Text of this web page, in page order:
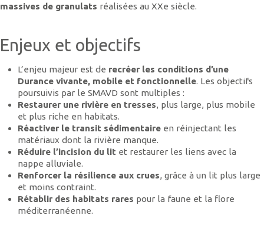
massives de granulats réalisées au XXe siècle.
Enjeux et objectifs
L’enjeu majeur est de recréer les conditions d’une
Durance vivante, mobile et fonctionnelle. Les objectifs
poursuivis par le SMAVD sont multiples :
Restaurer une rivière en tresses, plus large, plus mobile
et plus riche en habitats.
Réactiver le transit sédimentaire en réinjectant les
matériaux dont la rivière manque.
Réduire l’incision du lit et restaurer les liens avec la
nappe alluviale.
Renforcer la résilience aux crues, grâce à un lit plus large
et moins contraint.
Rétablir des habitats rares pour la faune et la flore
méditerranéenne.